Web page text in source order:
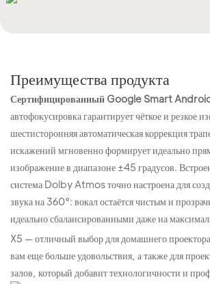
Преимущества продукта
Сертифицированный Google Smart
автофокусировка гарантирует чёткое и резкое
шестисторонняя автоматическая коррекция
искажений мгновенно формирует идеально
изображение в диапазоне ±45 градусов.
система Dolby Atmos точно настроена для
звука на 360°: вокал остаётся чистым и
идеально сбалансированными даже на
X5 — отличный выбор для домашнего
вам еще больше удовольствия, а также для
залов, который добавит технологичности и